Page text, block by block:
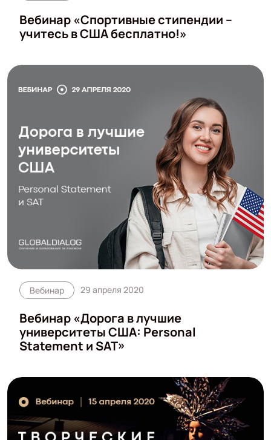
Вебинар «Спортивные стипендии –
учитесь в США бесплатно!»
Вебинар 29 апреля 2020
Вебинар «Дорога в лучшие
университеты США: Personal
Statement и SAT»